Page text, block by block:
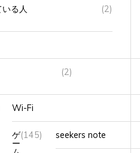
(2)
Wi-Fi
ゲ
ム
(145) seekers note
SHERLOCK